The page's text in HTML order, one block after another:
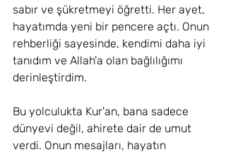
sabır ve şükretmeyi öğretti. Her ayet,
hayatımda yeni bir pencere açtı. Onun
rehberliği sayesinde, kendimi daha iyi
tanıdım ve Allah'a olan bağlılığımı
derinleştirdim.
Bu yolculukta Kur'an, bana sadece
dünyevi değil, ahirete dair de umut
verdi. Onun mesajları, hayatın